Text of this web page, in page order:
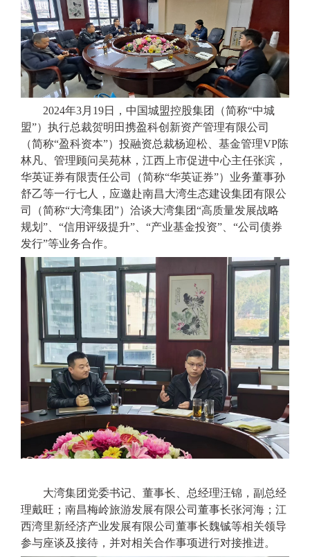
2024年3月19日，中国城盟控股集团（简称“中城
盟”）执行总裁贺明田携盈科创新资产管理有限公司
（简称“盈科资本”）投融资总裁杨迎松、基金管理VP陈
林凡、管理顾问吴苑林 ，江西上市促进中心主任张滨 ，
华英证券有限责任公司（简称“华英证券”）业务董事孙
舒乙等一行七人，应邀赴南昌大湾生态建设集团有限公
司（简称“大湾集团”）洽谈大湾集团“高质量发展战略
规划”、“信用评级提升”、“产业基金投资”、“公司债券
发行”等业务合作。
大湾集团党委书记、董事长、总经理汪锦，副总经
理戴旺；南昌梅岭旅游发展有限公司董事长张河海；江
西湾里新经济产业发展有限公司董事长魏铖等相关领导
参与座谈及接待，并对相关合作事项进行对接推进。